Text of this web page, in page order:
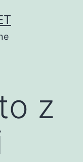
z